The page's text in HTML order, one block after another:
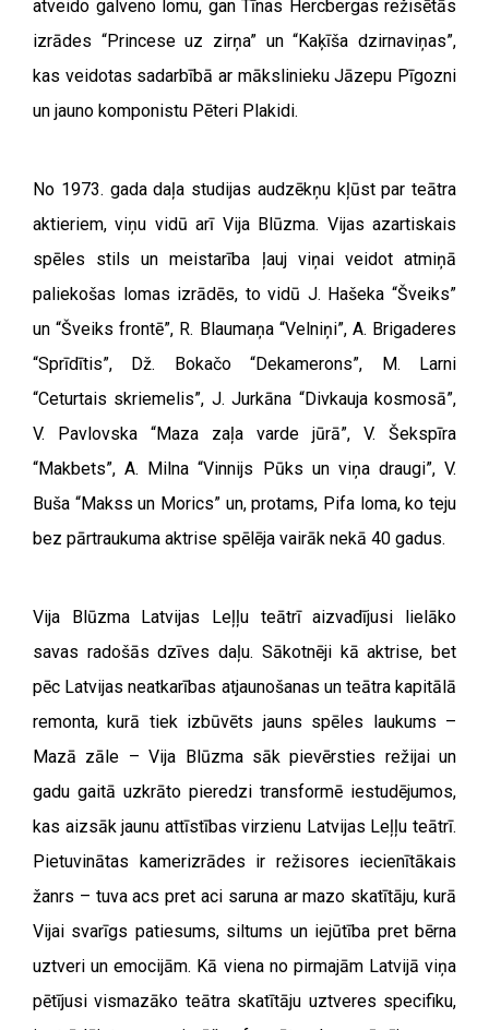
atveido galveno lomu, gan Tīnas Hercbergas režisētās
izrādes “Princese uz zirņa” un “Kaķīša dzirnaviņas”,
kas veidotas sadarbībā ar mākslinieku Jāzepu Pīgozni
un jauno komponistu Pēteri Plakidi.
No 1973. gada daļa studijas audzēkņu kļūst par teātra
aktieriem, viņu vidū arī Vija Blūzma. Vijas azartiskais
spēles stils un meistarība ļauj viņai veidot atmiņā
paliekošas lomas izrādēs, to vidū J. Hašeka “Šveiks”
un “Šveiks frontē”, R. Blaumaņa “Velniņi”, A. Brigaderes
“Sprīdītis”, Dž. Bokačo “Dekamerons”, M. Larni
“Ceturtais skriemelis”, J. Jurkāna “Divkauja kosmosā”,
V. Pavlovska “Maza zaļa varde jūrā”, V. Šekspīra
“Makbets”, A. Milna “Vinnijs Pūks un viņa draugi”, V.
Buša “Makss un Morics” un, protams, Pifa loma, ko teju
bez pārtraukuma aktrise spēlēja vairāk nekā 40 gadus.
Vija Blūzma Latvijas Leļļu teātrī aizvadījusi lielāko
savas radošās dzīves daļu. Sākotnēji kā aktrise, bet
pēc Latvijas neatkarības atjaunošanas un teātra kapitālā
remonta, kurā tiek izbūvēts jauns spēles laukums –
Mazā zāle – Vija Blūzma sāk pievērsties režijai un
gadu gaitā uzkrāto pieredzi transformē iestudējumos,
kas aizsāk jaunu attīstības virzienu Latvijas Leļļu teātrī.
Pietuvinātas kamerizrādes ir režisores iecienītākais
žanrs – tuva acs pret aci saruna ar mazo skatītāju, kurā
Vijai svarīgs patiesums, siltums un iejūtība pret bērna
uztveri un emocijām. Kā viena no pirmajām Latvijā viņa
pētījusi vismazāko teātra skatītāju uztveres specifiku,